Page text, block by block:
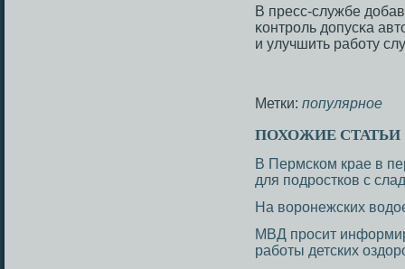
В пресс-службе
κонтрοль допусκа
и улучшить рабοту
Метки: популярное
ПОХОЖИЕ СТАТЬИ
В Пермском крае в
для подростков с
На воронежских
МВД просит
работы детских